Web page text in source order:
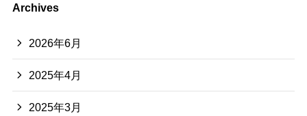
Archives
2026年6月
2025年4月
2025年3月